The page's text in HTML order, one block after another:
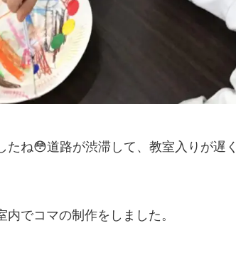
たね😳道路が渋滞して、教室入りが遅
内でコマの制作をしました。